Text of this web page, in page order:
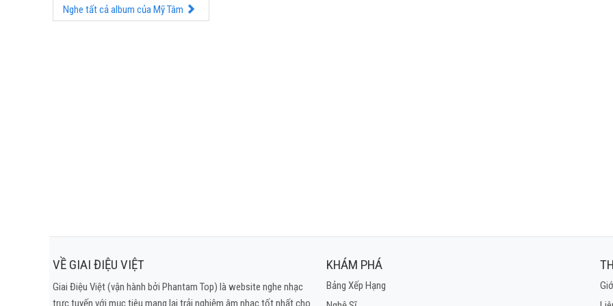
Nghe tất cả album của Mỹ Tâm
VỀ GIAI ĐIỆU VIỆT
Giai Điệu Việt (vận hành bởi Phantam Top) là website nghe nhạc
trực tuyến với mục tiêu mang lại trải nghiệm âm nhạc tốt nhất cho
KHÁM PHÁ
Bảng Xếp Hạng